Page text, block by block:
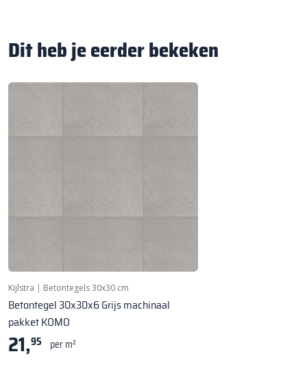
Dit heb je eerder bekeken
Kijlstra | Betontegels 30x30 cm
Betontegel 30x30x6 Grijs machinaal
pakket KOMO
21,95 per m²